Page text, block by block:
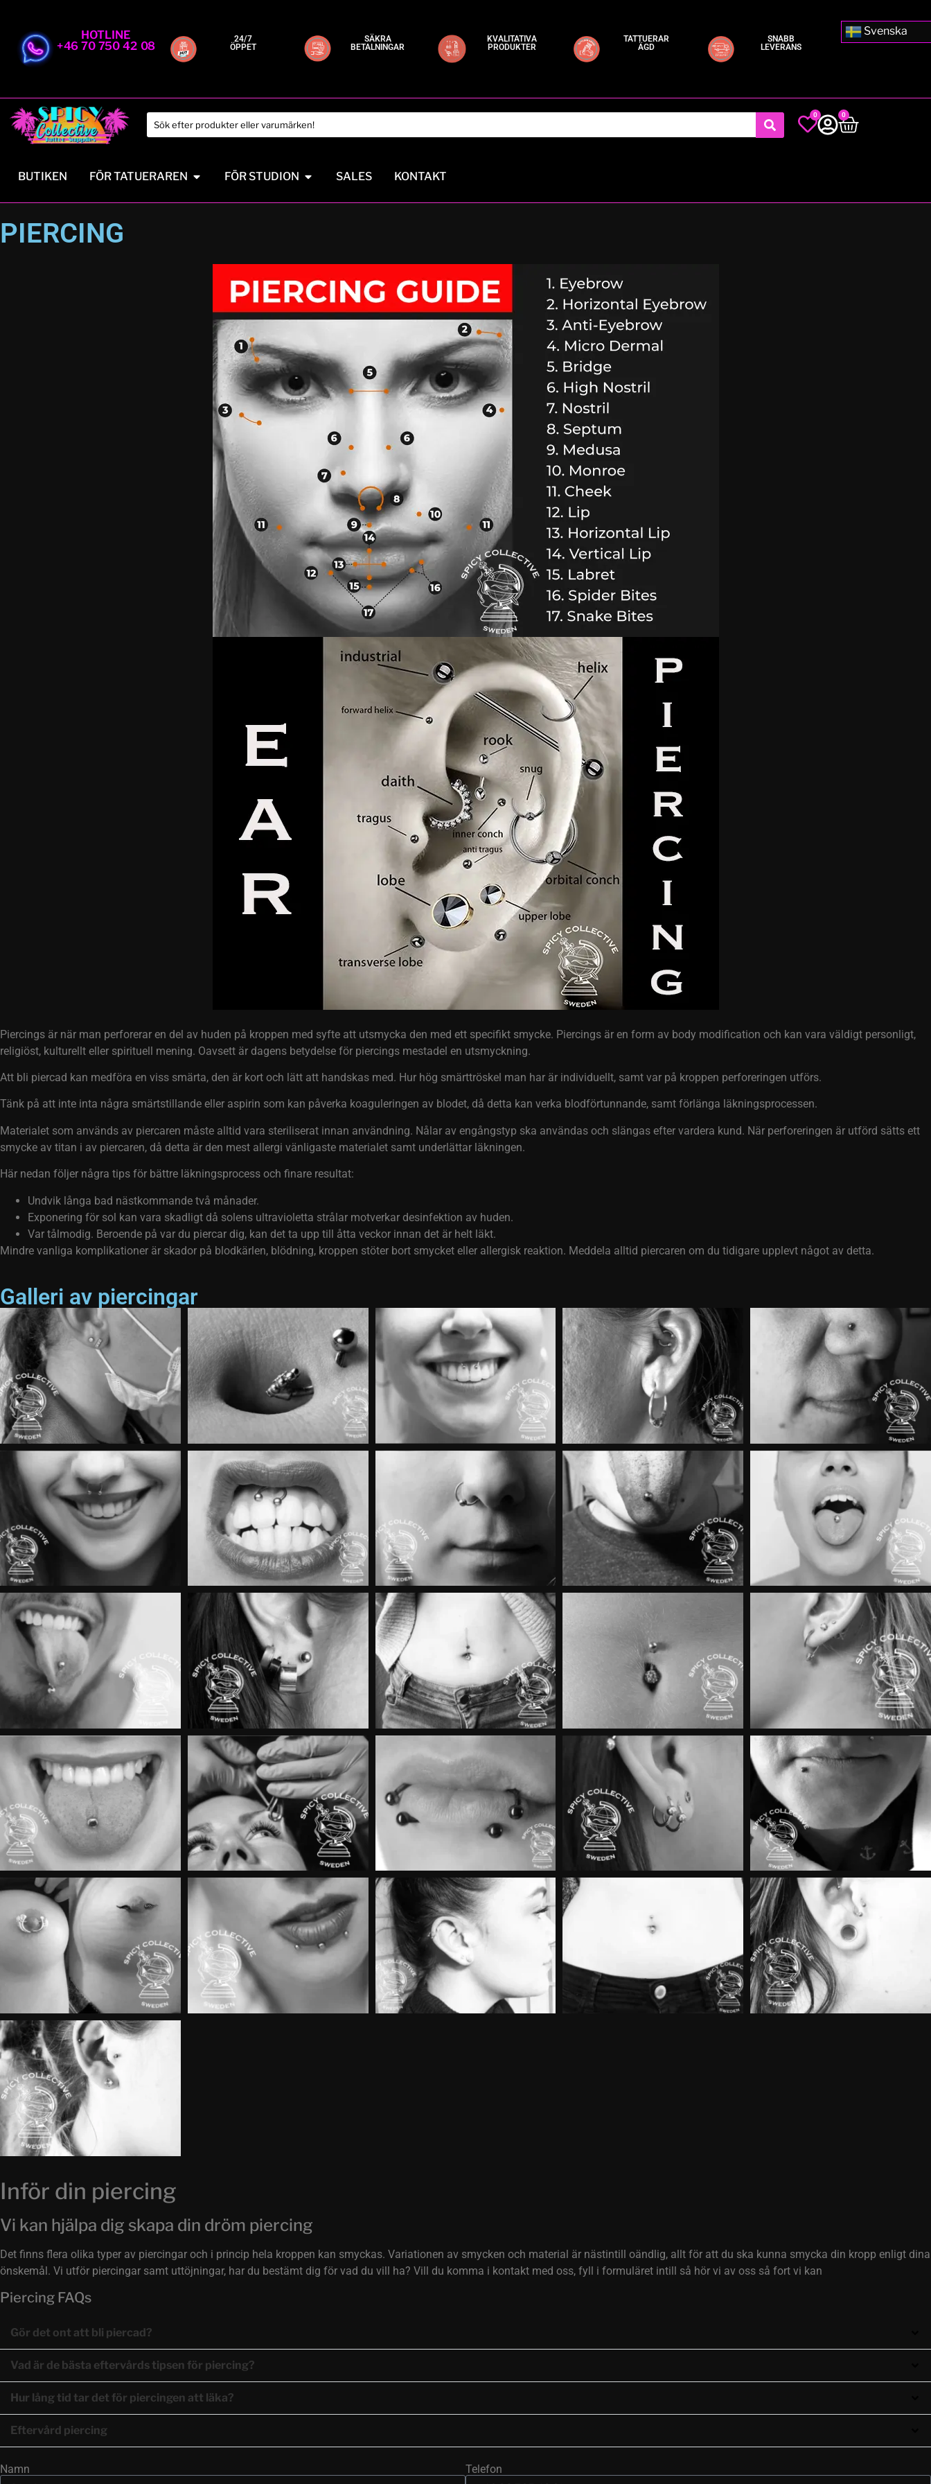
HOTLINE
+46 70 750 42 08
24/7
ÖPPET
SÄKRA
BETALNINGAR
KVALITATIVA
PRODUKTER
TATTUERAR
ÄGD
SNABB
LEVERANS
Svenska
0 0
BUTIKEN FÖR TATUERAREN FÖR STUDION SALES KONTAKT
PIERCING
Piercings är när man perforerar en del av huden på kroppen med syfte att utsmycka den med ett specifikt smycke. Piercings är en form av body modification och kan vara väldigt personligt,
religiöst, kulturellt eller spirituell mening. Oavsett är dagens betydelse för piercings mestadel en utsmyckning.
Att bli piercad kan medföra en viss smärta, den är kort och lätt att handskas med. Hur hög smärttröskel man har är individuellt, samt var på kroppen perforeringen utförs.
Tänk på att inte inta några smärtstillande eller aspirin som kan påverka koaguleringen av blodet, då detta kan verka blodförtunnande, samt förlänga läkningsprocessen.
Materialet som används av piercaren måste alltid vara steriliserat innan användning. Nålar av engångstyp ska användas och slängas efter vardera kund. När perforeringen är utförd sätts ett
smycke av titan i av piercaren, då detta är den mest allergi vänligaste materialet samt underlättar läkningen.
Här nedan följer några tips för bättre läkningsprocess och finare resultat:
Undvik långa bad nästkommande två månader.
Exponering för sol kan vara skadligt då solens ultravioletta strålar motverkar desinfektion av huden.
Var tålmodig. Beroende på var du piercar dig, kan det ta upp till åtta veckor innan det är helt läkt.
Mindre vanliga komplikationer är skador på blodkärlen, blödning, kroppen stöter bort smycket eller allergisk reaktion. Meddela alltid piercaren om du tidigare upplevt något av detta.
Galleri av piercingar
Inför din piercing
Vi kan hjälpa dig skapa din dröm piercing
Det finns flera olika typer av piercingar och i princip hela kroppen kan smyckas. Variationen av smycken och material är nästintill oändlig, allt för att du ska kunna smycka din kropp enligt dina
önskemål. Vi utför piercingar samt uttöjningar, har du bestämt dig för vad du vill ha? Vill du komma i kontakt med oss, fyll i formuläret intill så hör vi av oss så fort vi kan
Piercing FAQs
Gör det ont att bli piercad?
Vad är de bästa eftervårds tipsen för piercing?
Hur lång tid tar det för piercingen att läka?
Eftervård piercing
Namn Telefon